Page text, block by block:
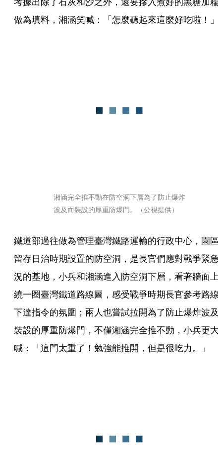
做為填料，湘涵笑喊：「怎麼聽起來這麼好吃啦！」
湘涵完全推不動在防空洞下層為了防止爆炸
波及而裝設的厚重防爆門。（公視提供）
鐵道部過往做為管理臺灣鐵路運輸的行政中心，園區
留存日治時期設置的防空洞，是長官們應對戰爭緊急
況的基地，小兵和湘涵進入防空洞下層，看著牆面上
繞一圈臺灣鐵道路線圖，感受戰爭時期長官參考路線
下達指令的氛圍；兩人也嘗試拉開為了防止爆炸波及
裝設的厚重防爆門，不僅湘涵完全推不動，小兵更大
喊：「這門太重了！勉強能推開，但是很吃力。」